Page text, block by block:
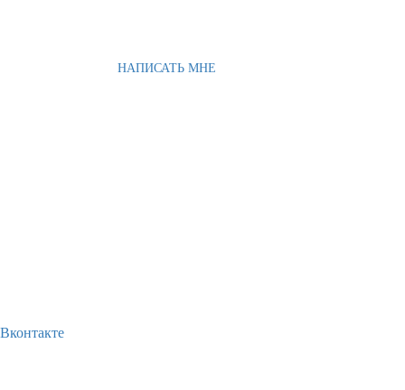
НАПИСАТЬ МНЕ
Вконтакте